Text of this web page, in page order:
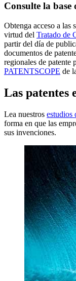
Consulte la
Obtenga acceso a las
virtud del Tratado de
partir del día de
documentos de
regionales de patente
PATENTSCOPE de
Las patentes
Lea nuestros estudios
forma en que las
sus invenciones.